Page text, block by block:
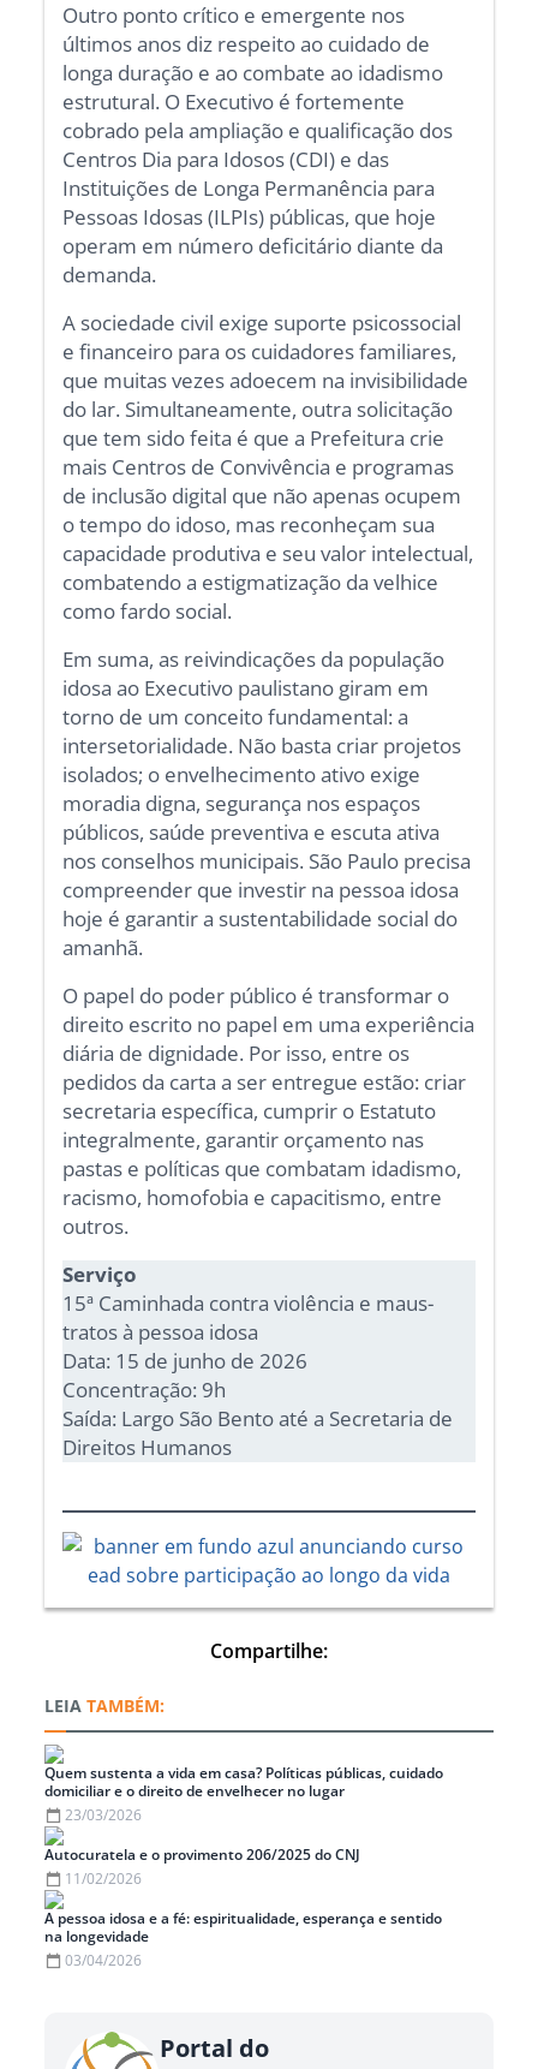
Outro ponto crítico e emergente nos
últimos anos diz respeito ao cuidado de
longa duração e ao combate ao idadismo
estrutural. O Executivo é fortemente
cobrado pela ampliação e qualificação dos
Centros Dia para Idosos (CDI) e das
Instituições de Longa Permanência para
Pessoas Idosas (ILPIs) públicas, que hoje
operam em número deficitário diante da
demanda.
A sociedade civil exige suporte psicossocial
e financeiro para os cuidadores familiares,
que muitas vezes adoecem na invisibilidade
do lar. Simultaneamente, outra solicitação
que tem sido feita é que a Prefeitura crie
mais Centros de Convivência e programas
de inclusão digital que não apenas ocupem
o tempo do idoso, mas reconheçam sua
capacidade produtiva e seu valor intelectual,
combatendo a estigmatização da velhice
como fardo social.
Em suma, as reivindicações da população
idosa ao Executivo paulistano giram em
torno de um conceito fundamental: a
intersetorialidade. Não basta criar projetos
isolados; o envelhecimento ativo exige
moradia digna, segurança nos espaços
públicos, saúde preventiva e escuta ativa
nos conselhos municipais. São Paulo precisa
compreender que investir na pessoa idosa
hoje é garantir a sustentabilidade social do
amanhã.
O papel do poder público é transformar o
direito escrito no papel em uma experiência
diária de dignidade. Por isso, entre os
pedidos da carta a ser entregue estão: criar
secretaria específica, cumprir o Estatuto
integralmente, garantir orçamento nas
pastas e políticas que combatam idadismo,
racismo, homofobia e capacitismo, entre
outros.
Serviço
15ª Caminhada contra violência e maus-
tratos à pessoa idosa
Data: 15 de junho de 2026
Concentração: 9h
Saída: Largo São Bento até a Secretaria de
Direitos Humanos
Compartilhe:
TAMBÉM:
Quem sustenta a vida em casa? Políticas públicas, cuidado
domiciliar e o direito de envelhecer no lugar
23/03/2026
Autocuratela e o provimento 206/2025 do CNJ
11/02/2026
A pessoa idosa e a fé: espiritualidade, esperança e sentido
na longevidade
03/04/2026
Portal do